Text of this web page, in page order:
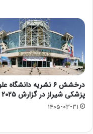
درخشش ۶ نشریه دانشگاه
پزشکی شیراز در گزارش JCR ۲۰۲۵
۱۴۰۵-۰۳-۳۱